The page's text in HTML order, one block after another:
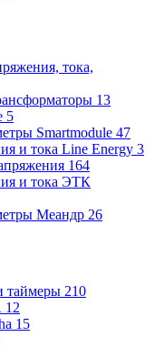
тока,
13
5
Smartmodule 47
и тока Line Energy 3
164
и тока ЭТК
Меандр 26
таймеры 210
12
15